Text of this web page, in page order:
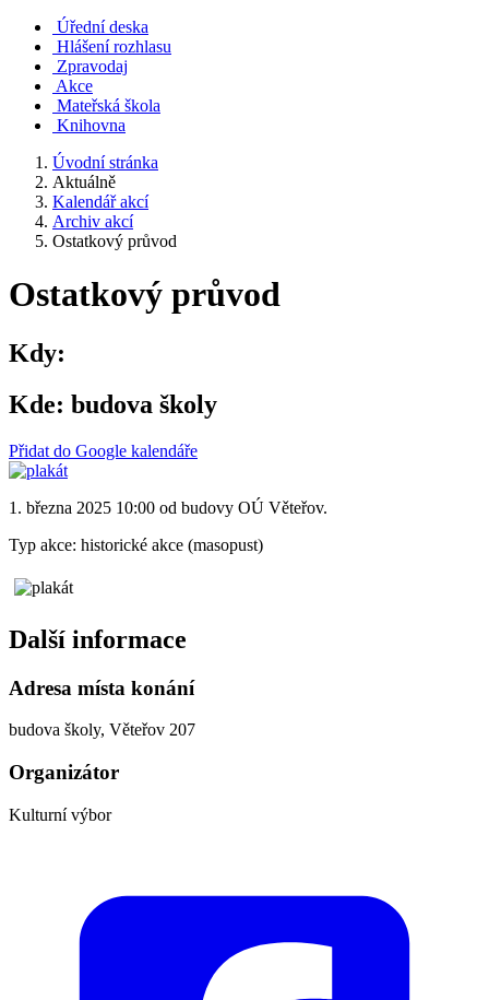
Úřední deska
Hlášení rozhlasu
Zpravodaj
Akce
Mateřská škola
Knihovna
Úvodní stránka
Aktuálně
Kalendář akcí
Archiv akcí
Ostatkový průvod
Ostatkový průvod
Kdy:
Kde: budova školy
Přidat do Google kalendáře
1. března 2025 10:00 od budovy OÚ Věteřov.
Typ akce: historické akce (masopust)
Další informace
Adresa místa konání
budova školy, Věteřov 207
Organizátor
Kulturní výbor